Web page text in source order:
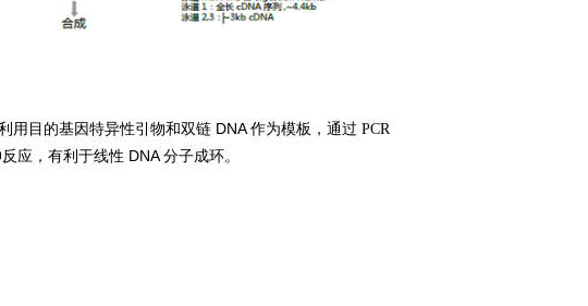
用目的基因特异性引物和双链 DNA 作为模板，通过 PCR
应，有利于线性 DNA 分子成环。